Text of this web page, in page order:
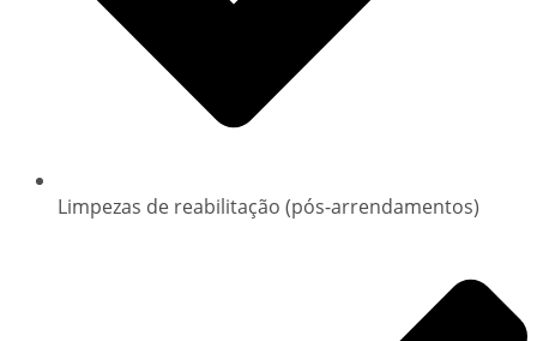
Limpezas de reabilitação (pós-arrendamentos)